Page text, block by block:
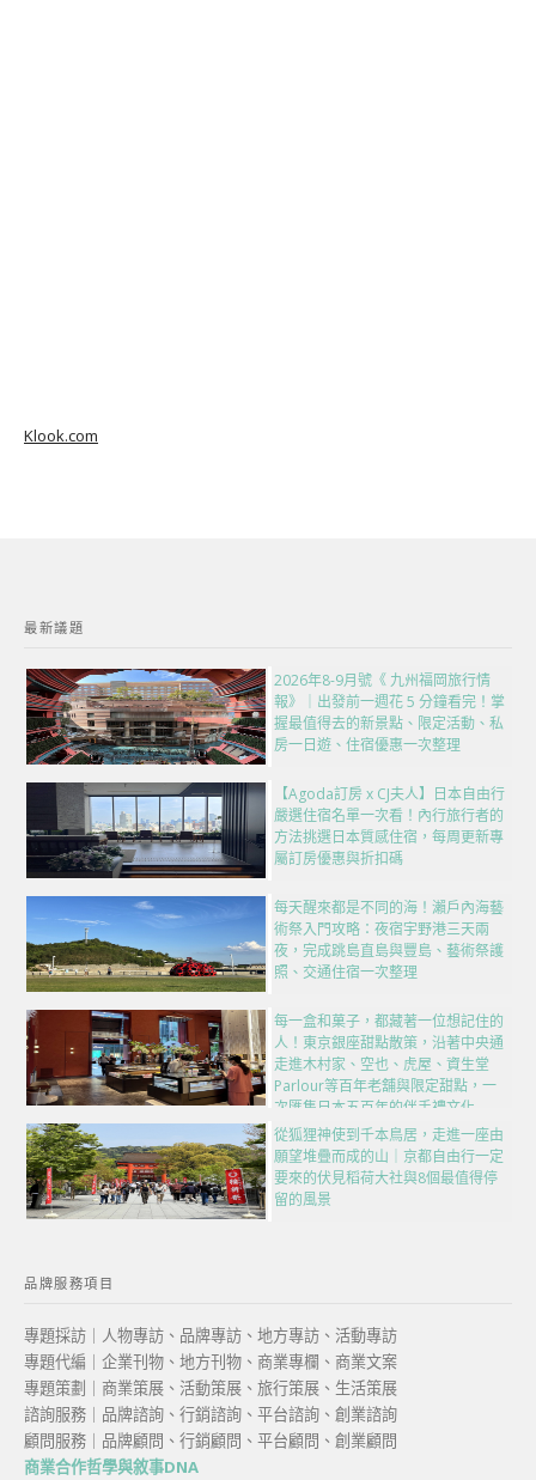
Klook.com
最新議題
2026年8-9月號《 九州福岡旅行情
報》｜出發前一週花 5 分鐘看完！掌
握最值得去的新景點、限定活動、私
房一日遊、住宿優惠一次整理
【Agoda訂房 x CJ夫人】日本自由行
嚴選住宿名單一次看！內行旅行者的
方法挑選日本質感住宿，每周更新專
屬訂房優惠與折扣碼
每天醒來都是不同的海！瀨戶內海藝
術祭入門攻略：夜宿宇野港三天兩
夜，完成跳島直島與豐島、藝術祭護
照、交通住宿一次整理
每一盒和菓子，都藏著一位想記住的
人！東京銀座甜點散策，沿著中央通
走進木村家、空也、虎屋、資生堂
Parlour等百年老舖與限定甜點，一
次匯集日本五百年的伴手禮文化
從狐狸神使到千本鳥居，走進一座由
願望堆疊而成的山｜京都自由行一定
要來的伏見稻荷大社與8個最值得停
留的風景
品牌服務項目
專題採訪｜人物專訪、品牌專訪、地方專訪、活動專訪
專題代編｜企業刊物、地方刊物、商業專欄、商業文案
專題策劃｜商業策展、活動策展、旅行策展、生活策展
諮詢服務｜品牌諮詢、行銷諮詢、平台諮詢、創業諮詢
顧問服務｜品牌顧問、行銷顧問、平台顧問、創業顧問
商業合作哲學與敘事DNA